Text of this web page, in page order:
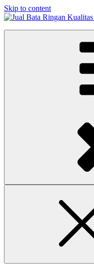
Skip to content
Jual Bata Ringan Kualitas